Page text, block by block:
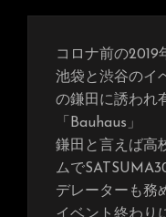
コロナ前の2019
池袋と渋谷のイ
の鎌田に誘われ
「Bauhaus」
鎌田と言えば高
ムで
デレーターも務
イベント終わり